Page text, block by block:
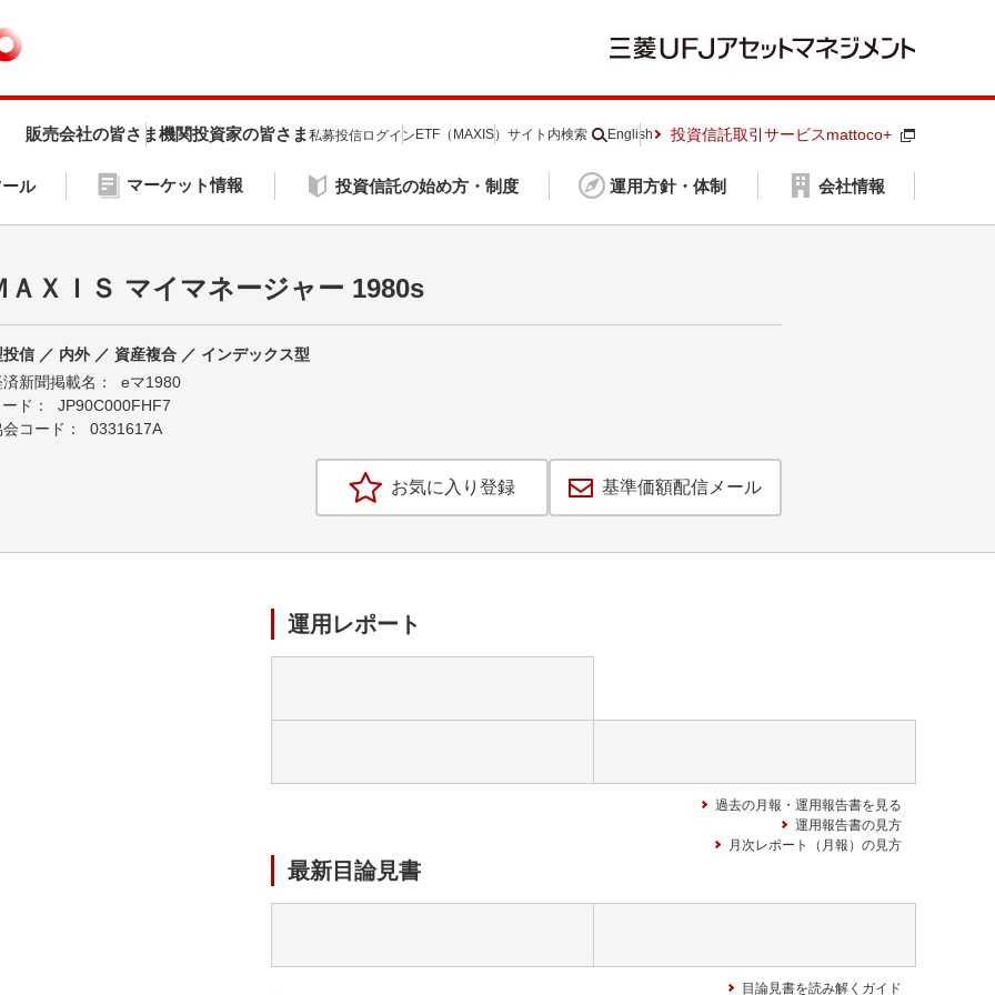
ル マーケット情報 投資信託の始め方・制度 運用方針・体制 会社情報
販売会社の皆さま機関投資家の皆さま 私募投信ログイン ETF（MAXIS） サイト内検索 English 投資信託取引サービスmattoco+
ＡＸＩＳ マイマネージャー 1980s
信 ／ 内外 ／ 資産複合 ／ インデックス型
新聞掲載名：
eマ1980
ド：
JP90C000FHF7
コード：
0331617A
お気に入り登録 基準価額配信メール
運用レポート
過去の月報・運用報告書を見る
運用報告書の見方
月次レポート（月報）の見方
最新目論見書
目論見書を読み解くガイド